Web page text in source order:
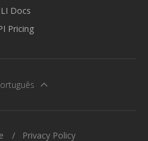
Docs
Pricing
Privacy Policy